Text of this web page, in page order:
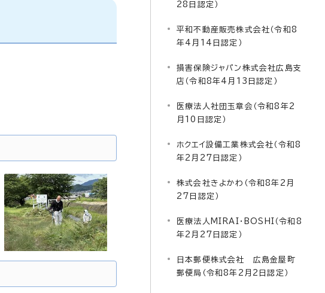
28日認定）
平和不動産販売株式会社（令和8
年4月14日認定）
損害保険ジャパン株式会社広島支
店（令和8年4月13日認定）
医療法人社団玉章会（令和8年2
月10日認定）
ホクエイ設備工業株式会社（令和8
年2月27日認定）
株式会社きよかわ（令和8年2月
27日認定）
医療法人MIRAI・BOSHI（令和8
年2月27日認定）
日本郵便株式会社 広島金屋町
郵便局（令和8年2月2日認定）